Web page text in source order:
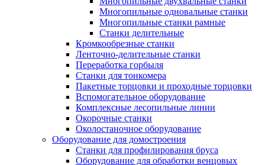
Многопильные одновальные станки
Многопильные станки рамные
Станки делительные
Кромкообрезные станки
Ленточно-делительные станки
Переработка горбыля
Станки для тонкомера
Пакетные торцовки и проходные торцовки
Вспомогательное оборудование
Комплексные лесопильные линии
Окорочные станки
Околостаночное оборудование
Оборудование для домостроения
Станки для профилирования бруса
Оборудование для обработки венцовых